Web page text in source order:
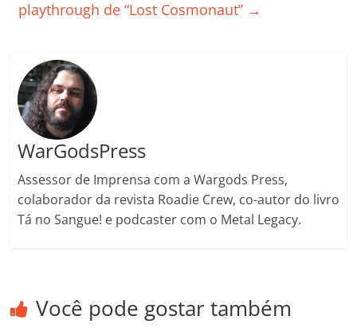
ro
playthrough de “Lost Cosmonaut” →
WarGodsPress
Assessor de Imprensa com a Wargods Press,
colaborador da revista Roadie Crew, co-autor do livro
Tá no Sangue! e podcaster com o Metal Legacy.
Você pode gostar também